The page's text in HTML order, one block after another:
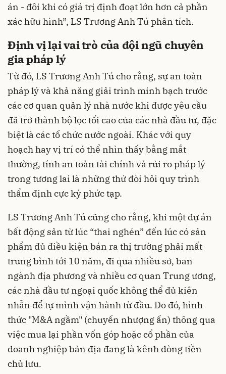
án - đôi khi có giá trị định đoạt lớn hơn cả phần
xác hữu hình”, LS Trương Anh Túphân tích.
Định vị lại vai trò của đội ngũ chuyên
gia pháp lý
Từ đó, LS Trương Anh Túcho rằng, sự an toàn
pháp lý và khả năng giải trình minh bạch trước
các cơ quan quản lý nhà nước khi được yêu cầu
đã trở thành bộ lọc tối cao của các nhà đầu tư, đặc
biệt là các tổ chức nước ngoài. Khác với quy
hoạch hay vị trí có thể nhìn thấy bằng mắt
thường, tính an toàn tài chính và rủi ro pháp lý
trong tương lai là những thứ đòi hỏi quy trình
thẩm định cực kỳ phức tạp.
LS Trương Anh Túcũng cho rằng, khi một dự án
bất động sản từ lúc “thai nghén” đến lúc có sản
phẩm đủ điều kiện bán ra thị trường phải mất
trung bình tới 10 năm, đi qua nhiều sở, ban
ngành địa phương và nhiềucơ quan Trung ương,
các nhà đầu tư ngoại quốc không thể đủ kiên
nhẫn để tự mình vận hành từ đầu. Do đó, hình
thức "M&A ngầm" (chuyển nhượng ẩn) thông qua
việc mua lại phần vốn góp hoặc cổ phần của
doanh nghiệp bản địa đang là kênh dòng tiền
chủ lưu.